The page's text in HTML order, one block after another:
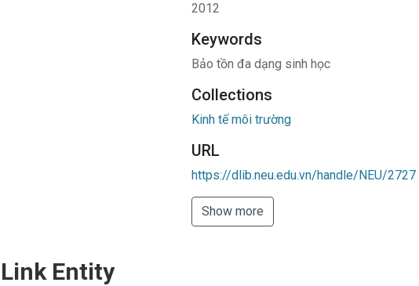
2012
Keywords
Bảo tồn đa dạng sinh học
Collections
Kinh tế môi trường
URL
https://dlib.neu.edu.vn/handle/NEU/2727
Show more
Link Entity